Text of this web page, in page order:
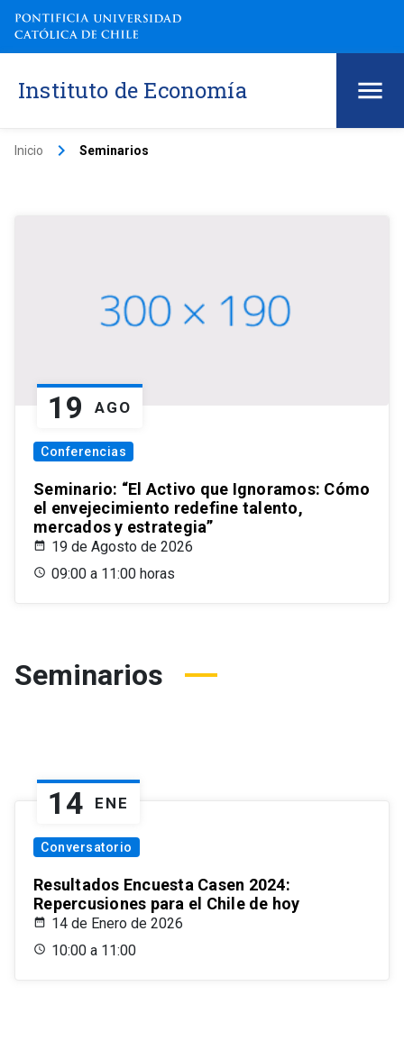
Instituto de Economía
Inicio keyboard_arrow_right Seminarios
19 AGO
Conferencias
Seminario: “El Activo que Ignoramos: Cómo
el envejecimiento redefine talento,
mercados y estrategia”
19 de Agosto de 2026
09:00 a 11:00 horas
Seminarios
14 ENE
Conversatorio
Resultados Encuesta Casen 2024:
Repercusiones para el Chile de hoy
14 de Enero de 2026
10:00 a 11:00